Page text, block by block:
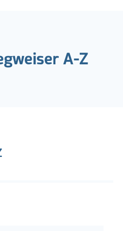
A-Z